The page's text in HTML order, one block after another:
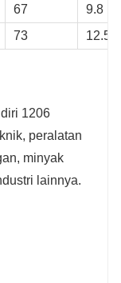
67
9.8
73 12.5
1206
peralatan
minyak
lainnya.